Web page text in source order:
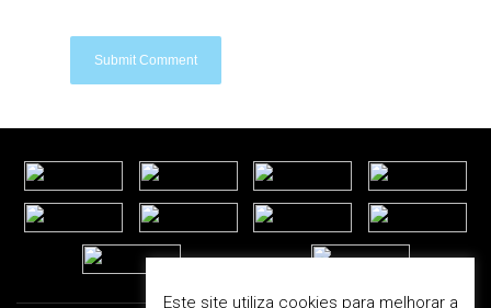
Este site utiliza cookies para melhorar a